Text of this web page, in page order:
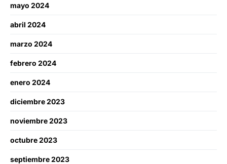
mayo 2024
abril 2024
marzo 2024
febrero 2024
enero 2024
diciembre 2023
noviembre 2023
octubre 2023
septiembre 2023